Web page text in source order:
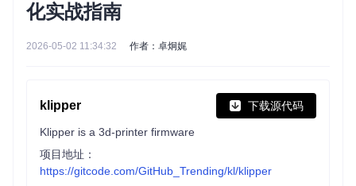
化实战指南
2026-05-02 11:34:32 作者：卓炯娓
klipper 下载源代码
Klipper is a 3d-printer firmware
项目地址：
https://gitcode.com/GitHub_Trending/kl/klipper